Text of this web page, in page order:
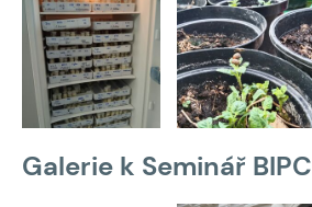
Galerie k Seminář BIPC